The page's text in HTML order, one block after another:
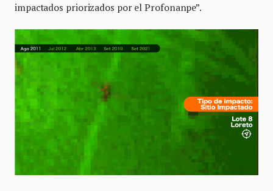
impactados priorizados por el Profonanpe”.